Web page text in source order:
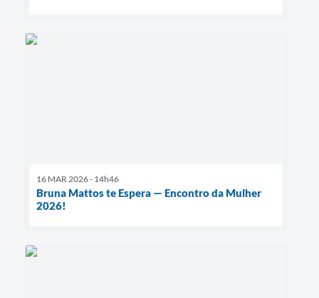
16 MAR 2026 - 14h46
Bruna Mattos te Espera — Encontro da Mulher
2026!